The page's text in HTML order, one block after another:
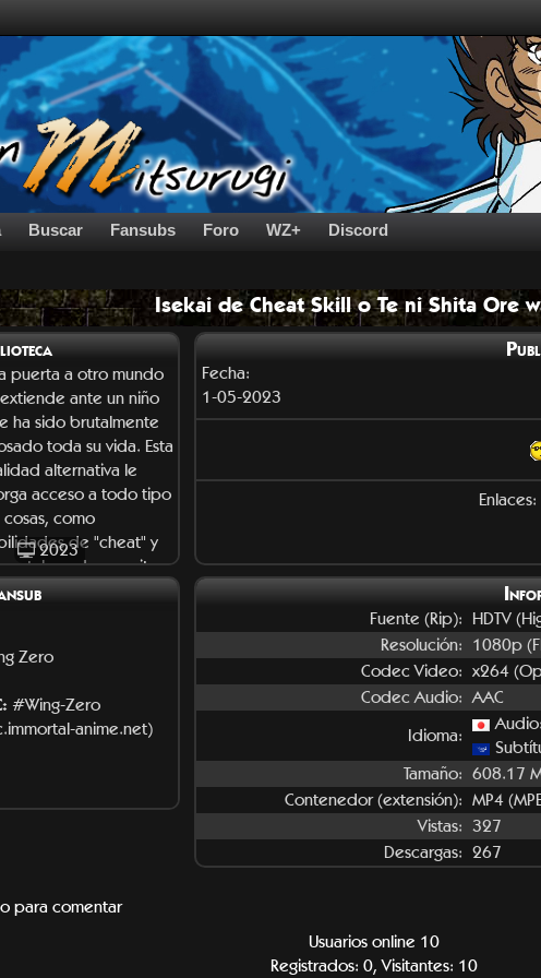
Buscar Fansubs Foro WZ+ Discord
Isekai de Cheat Skill o Te ni Shita Ore
2023
puerta a otro mundo
ante un niño
ha sido brutalmente
toda su vida. Esta
alternativa le
acceso a todo tipo
como
de "cheat" y
que le permit
Zero
#Wing-Zero
anime.net)
Fecha:
1-05-2023
Enlaces:
Fuente (Rip): HDTV
Resolución: 1080p
Codec Video: x264
Codec Audio: AAC
Idioma:
Tamaño: 608.17
Contenedor (extensión): MP4
Vistas: 327
Descargas: 267
para comentar
Usuarios online 10
Registrados: 0, Visitantes: 10